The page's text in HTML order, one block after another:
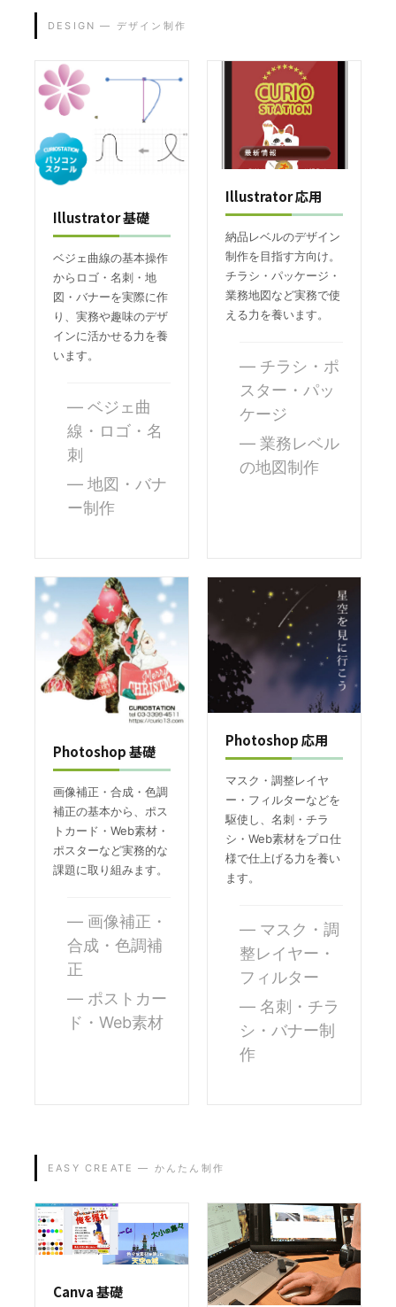
DESIGN — デザイン制作
Illustrator 基礎
ベジェ曲線の基本操作
からロゴ・名刺・地
図・バナーを実際に作
り、実務や趣味のデザ
インに活かせる力を養
います。
ベジェ曲
線・ロゴ・名
刺
地図・バナ
ー制作
Illustrator 応用
納品レベルのデザイン
制作を目指す方向け。
チラシ・パッケージ・
業務地図など実務で使
える力を養います。
チラシ・ポ
スター・パッ
ケージ
業務レベル
の地図制作
Photoshop 基礎
画像補正・合成・色調
補正の基本から、ポス
トカード・Web素材・
ポスターなど実務的な
課題に取り組みます。
画像補正・
合成・色調補
正
ポストカー
ド・Web素材
Photoshop 応用
マスク・調整レイヤ
ー・フィルターなどを
駆使し、名刺・チラ
シ・Web素材をプロ仕
様で仕上げる力を養い
ます。
マスク・調
整レイヤー・
フィルター
名刺・チラ
シ・バナー制
作
EASY CREATE — かんたん制作
Canva 基礎